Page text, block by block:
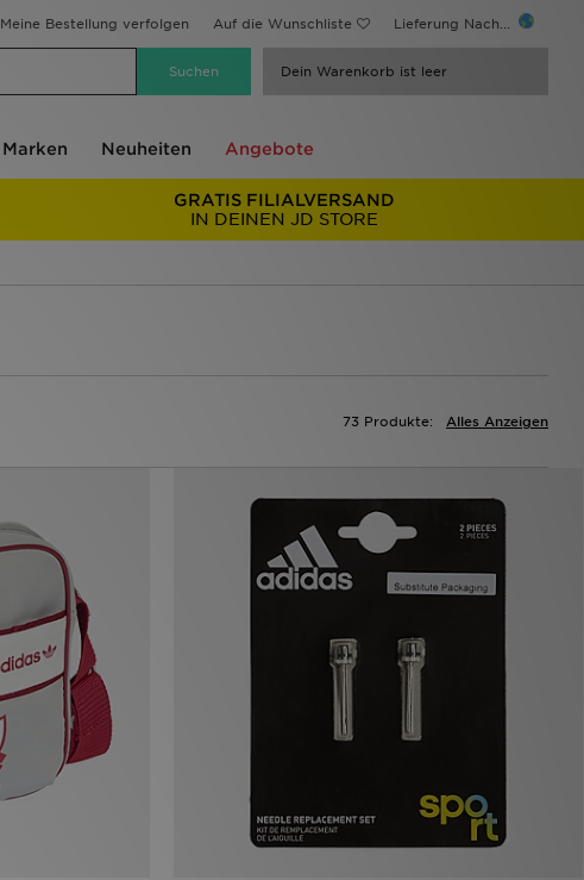
Meine Bestellung verfolgen Auf die Wunschliste Lieferung Nach...
Dein Warenkorb ist leer
Marken Neuheiten Angebote
GRATIS FILIALVERSAND
IN DEINEN JD STORE
Alles Anzeigen
73 Produkte: